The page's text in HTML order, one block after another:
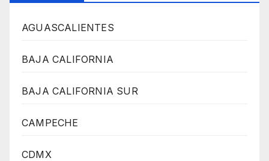
AGUASCALIENTES
BAJA CALIFORNIA
BAJA CALIFORNIA SUR
CAMPECHE
CDMX